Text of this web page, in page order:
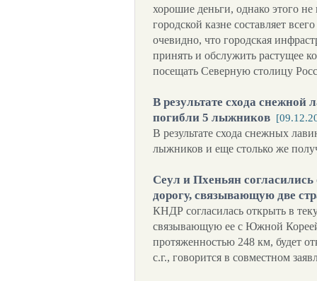
хорошие деньги, однако этого
городской казне составляет
очевидно, что городская
принять и обслужить растущее
посещать Северную столицу
В результате схода
погибли 5 лыжников
В результате схода снежных
лыжников и еще столько же
Сеул и Пхеньян
дорогу, связывающую две
КНДР согласилась открыть в
связывающую ее с Южной
протяженностью 248 км, будет
с.г., говорится в совместном